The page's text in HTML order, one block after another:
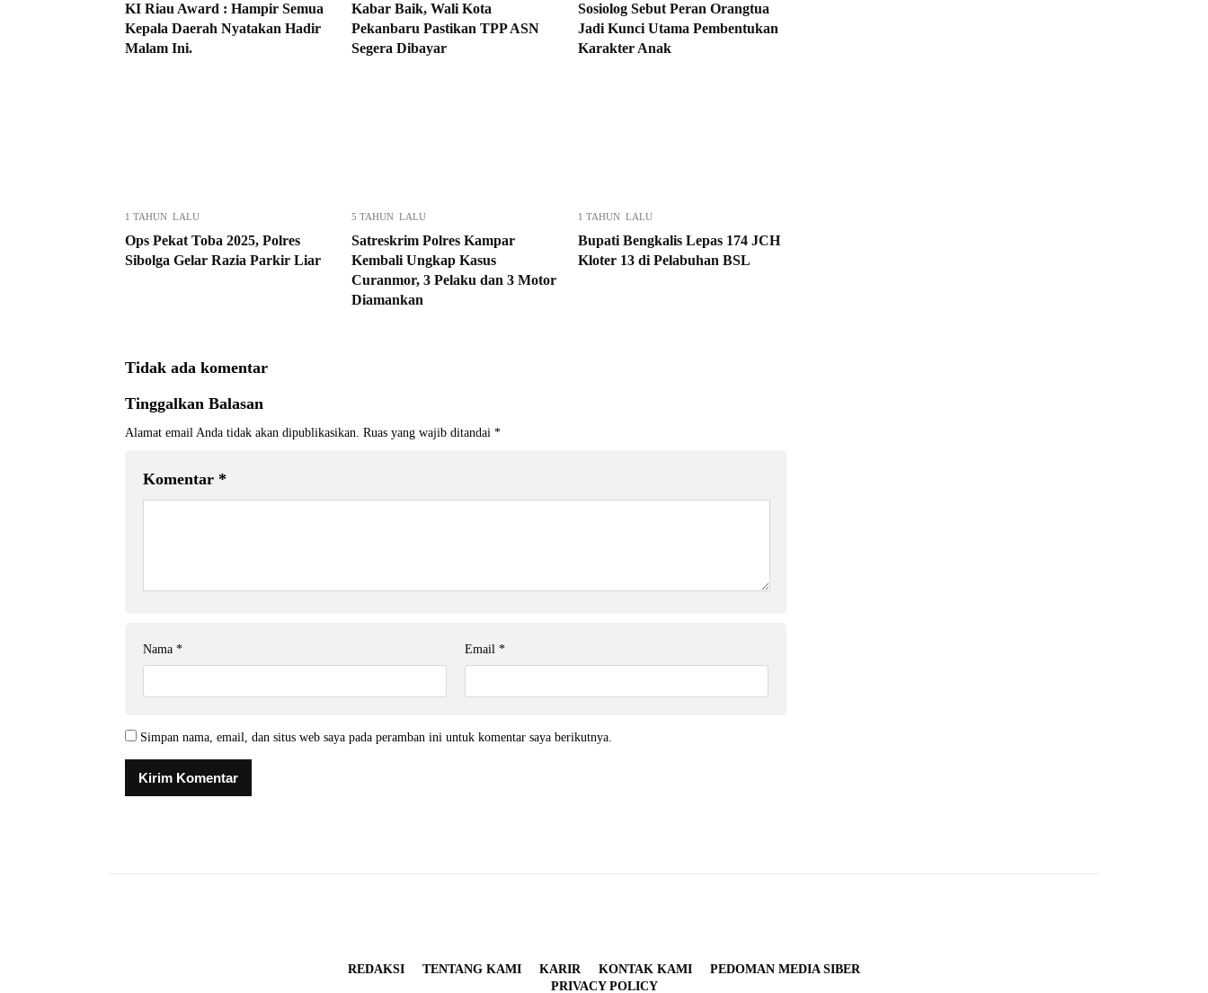
KI Riau Award : Hampir Semua
Kepala Daerah Nyatakan Hadir
Malam Ini.
Kabar Baik, Wali Kota
Pekanbaru Pastikan TPP ASN
Segera Dibayar
Sosiolog Sebut Peran Orangtua
Jadi Kunci Utama Pembentukan
Karakter Anak
1 TAHUN LALU
Ops Pekat Toba 2025, Polres
Sibolga Gelar Razia Parkir Liar
5 TAHUN LALU
Satreskrim Polres Kampar
Kembali Ungkap Kasus
Curanmor, 3 Pelaku dan 3 Motor
Diamankan
1 TAHUN LALU
Bupati Bengkalis Lepas 174 JCH
Kloter 13 di Pelabuhan BSL
Tidak ada komentar
Tinggalkan Balasan
Alamat email Anda tidak akan dipublikasikan. Ruas yang wajib ditandai *
Komentar *
Nama * Email *
Simpan nama, email, dan situs web saya pada peramban ini untuk komentar saya berikutnya.
REDAKSI TENTANG KAMI KARIR KONTAK KAMI
PEDOMAN MEDIA SIBER
PRIVACY POLICY